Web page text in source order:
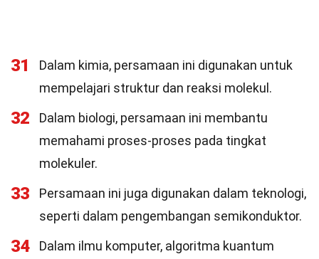
31
Dalam kimia, persamaan ini digunakan untuk
mempelajari struktur dan reaksi molekul.
32
Dalam biologi, persamaan ini membantu
memahami proses-proses pada tingkat
molekuler.
33
Persamaan ini juga digunakan dalam teknologi,
seperti dalam pengembangan semikonduktor.
34
Dalam ilmu komputer, algoritma kuantum